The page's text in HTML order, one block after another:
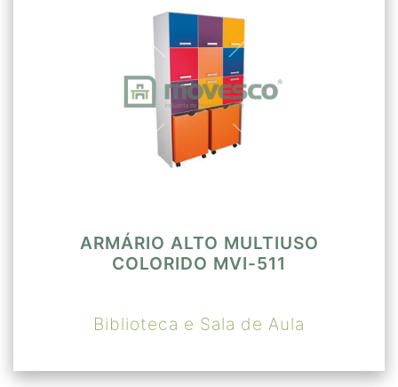
ARMÁRIO ALTO MULTIUSO
COLORIDO MVI-511
Biblioteca e Sala de Aula